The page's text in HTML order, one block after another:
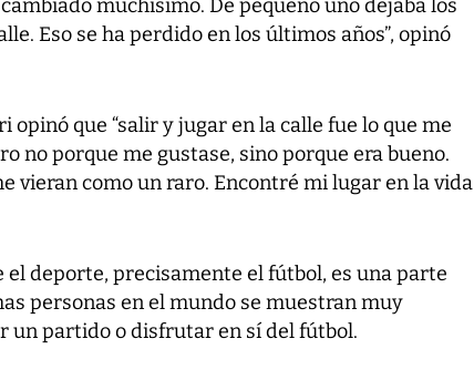
muchísimo. De pequeño uno dejaba los
Eso se ha perdido en los últimos años”, opinó
opinó que “salir y jugar en la calle fue lo que me
no porque me gustase, sino porque era bueno.
vieran como un raro. Encontré mi lugar en la vida
el deporte, precisamente el fútbol, es una parte
personas en el mundo se muestran muy
un partido o disfrutar en sí del fútbol.